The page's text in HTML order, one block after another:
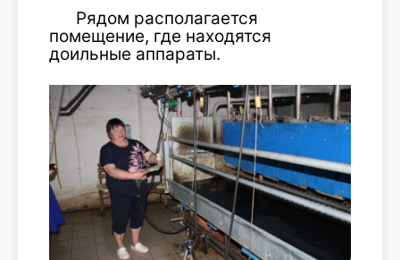
Рядом располагается
помещение, где находятся
доильные аппараты.